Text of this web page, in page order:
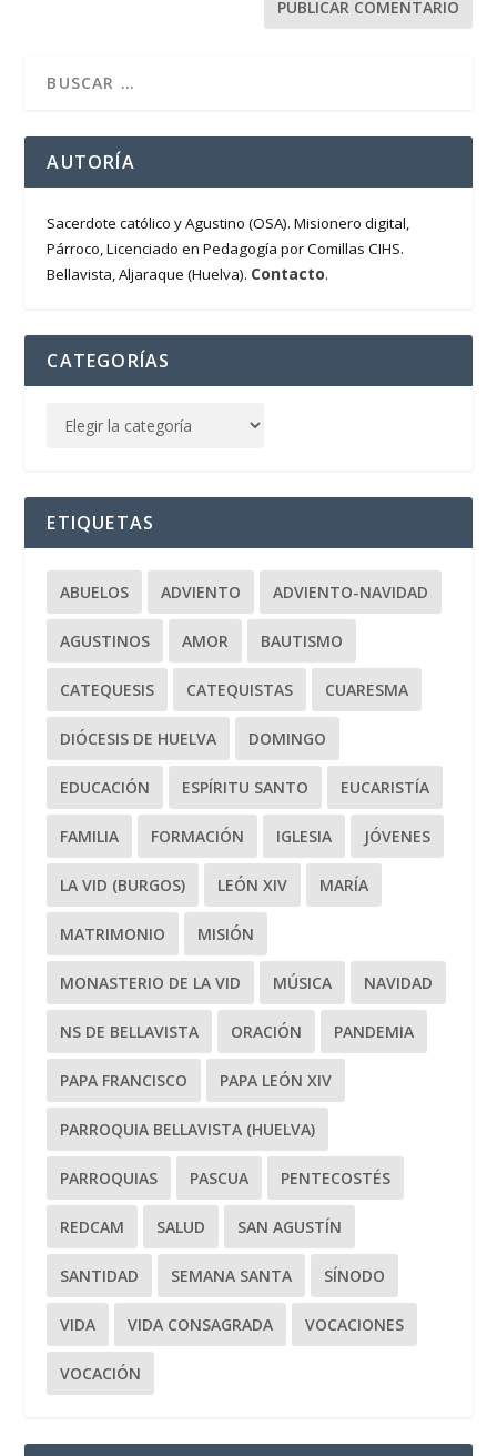
AUTORÍA
Sacerdote católico y Agustino (OSA). Misionero digital,
Párroco, Licenciado en Pedagogía por Comillas CIHS.
Bellavista, Aljaraque (Huelva). Contacto.
CATEGORÍAS
ETIQUETAS
ABUELOS ADVIENTO ADVIENTO-NAVIDAD
AGUSTINOS AMOR BAUTISMO
CATEQUESIS CATEQUISTAS CUARESMA
DIÓCESIS DE HUELVA DOMINGO
EDUCACIÓN ESPÍRITU SANTO EUCARISTÍA
FAMILIA FORMACIÓN IGLESIA JÓVENES
LA VID (BURGOS) LEÓN XIV MARÍA
MATRIMONIO MISIÓN
MONASTERIO DE LA VID MÚSICA NAVIDAD
NS DE BELLAVISTA ORACIÓN PANDEMIA
PAPA FRANCISCO PAPA LEÓN XIV
PARROQUIA BELLAVISTA (HUELVA)
PARROQUIAS PASCUA PENTECOSTÉS
REDCAM SALUD SAN AGUSTÍN
SANTIDAD SEMANA SANTA SÍNODO
VIDA VIDA CONSAGRADA VOCACIONES
VOCACIÓN